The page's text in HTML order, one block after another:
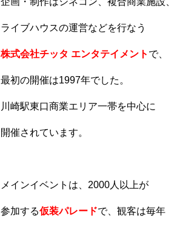
ライブハウスの運営などを行なう
株式会社チッタ エンタテイメント で、
最初の開催は1997年でした。
川崎駅東口商業エリア一帯を中心に
開催されています。
メインイベントは、2000人以上が
参加する仮装パレードで、観客は毎年